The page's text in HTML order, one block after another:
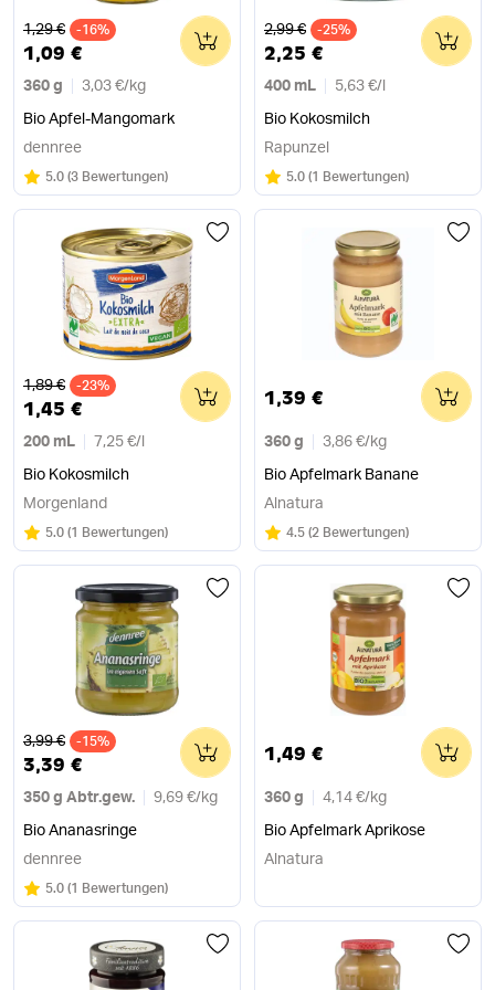
Alter Preis
1,29 € -16%
1,09 €
360 g 3,03 €/ kg
Bio Apfel-Mangomark
0
dennree
Bewertung:
5.0/5
(3 Bewertungen)
Alter Preis
2,99 € -25%
2,25 €
400 mL 5,63 €/
Bio Kokosmilch
0
Rapunzel
Bewertung:
5.0/5
(1 Bewertungen)
Alter Preis
1,89 € -23%
1,45 €
200 mL 7,25 €/
Bio Kokosmilch
0
Morgenland
Bewertung:
5.0/5
(1 Bewertungen)
1,39 €
360 g 3,86 €/ kg
Bio Apfelmark Banane
0
Alnatura
Bewertung:
4.5/5
(2 Bewertungen)
Alter Preis
3,99 € -15%
3,39 €
350 g Abtr.gew. 9,69 €/ kg
Bio Ananasringe
0
dennree
Bewertung:
5.0/5
(1 Bewertungen)
1,49 €
360 g 4,14 €/ kg
Bio Apfelmark Aprikose
0
Alnatura